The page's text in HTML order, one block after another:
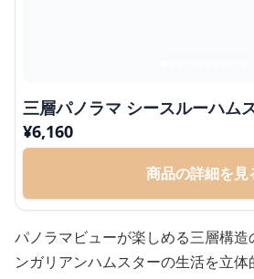
三層パノラマ シースルーハム
¥6,160
商品の詳細を見
パノラマビューが楽しめる三層構
ンガリアンハムスターの生活を立体